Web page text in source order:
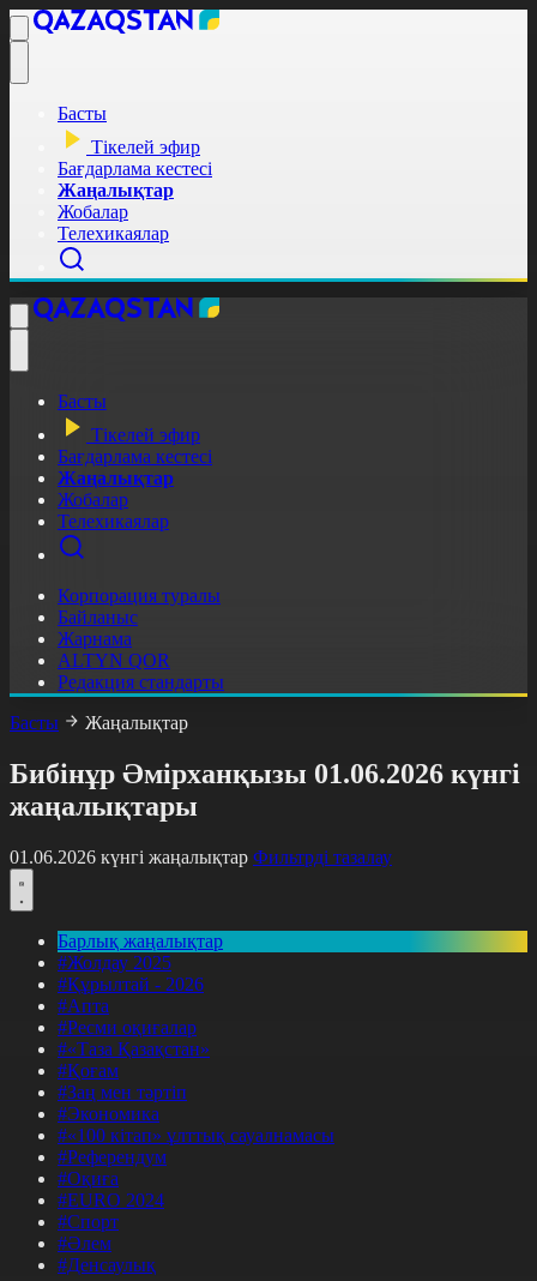
Басты
Тікелей эфир
Бағдарлама кестесі
Жаңалықтар
Жобалар
Телехикаялар
Басты
Тікелей эфир
Бағдарлама кестесі
Жаңалықтар
Жобалар
Телехикаялар
Корпорация туралы
Байланыс
Жарнама
ALTYN QOR
Редакция стандарты
Басты
Жаңалықтар
Бибінұр Әмірханқызы 01.06.2026 күнгі
жаңалықтары
01.06.2026 күнгі жаңалықтар Фильтрді тазалау
Барлық жаңалықтар
#Жолдау 2025
#Құрылтай - 2026
#Апта
#Ресми оқиғалар
#«Таза Қазақстан»
#Қоғам
#Заң мен тәртіп
#Экономика
#«100 кітап» ұлттық сауалнамасы
#Референдум
#Оқиға
#EURO 2024
#Спорт
#Әлем
#Денсаулық